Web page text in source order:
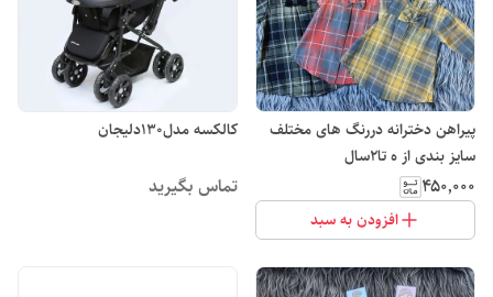
پیراهن دخترانه دررنگ های مختلف
سایز بندی از ه تا2سال
۴۵۰٬۰۰۰
افزودن به سبد
کالکسه مدل۱۳۰دلیجان
تماس بگیرید